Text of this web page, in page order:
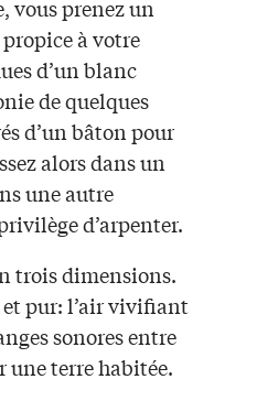
vous prenez un
à votre
d’un blanc
de quelques
d’un bâton pour
alors dans un
une autre
d’arpenter.
trois dimensions.
pur: l’air vivifiant
sonores entre
une terre habitée.